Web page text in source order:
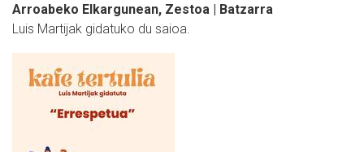
Arroabeko Elkargunean, Zestoa | Batzarra
Luis Martijak gidatuko du saioa.